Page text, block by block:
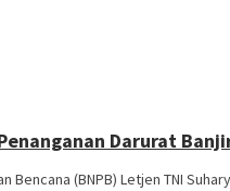
Darurat
Bencana (BNPB) Letjen TNI